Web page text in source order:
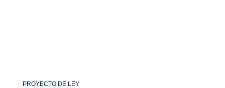
PROYECTO DE LEY